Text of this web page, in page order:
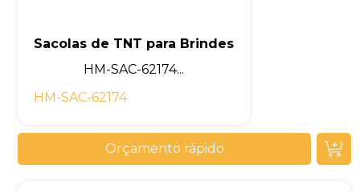
Sacolas de TNT para Brindes
HM-SAC-62174...
HM-SAC-62174
Orçamento rápido